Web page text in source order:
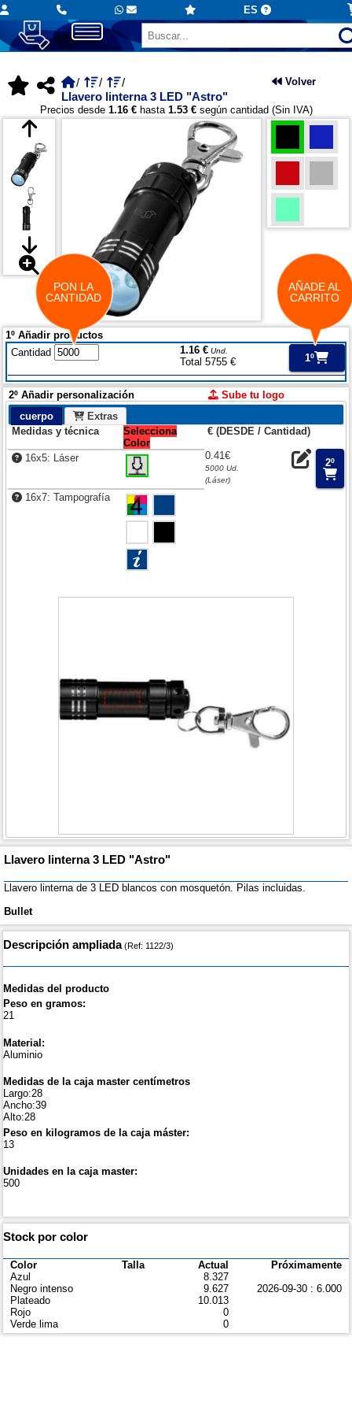
ES
Llavero linterna 3 LED "Astro"
Volver
Precios desde 1.16 €hasta 1.53 €según cantidad (Sin IVA)
1º Añadir productos
Cantidad
1.16 €Und.
Total 5755 € 1º
2º Añadir personalización
Sube tu logo
cuerpo
Extras
Medidas y técnica
Selecciona
Color
€ (DESDE / Cantidad)
16x5: Láser 0.41€
5000 Ud.
(Láser)
2º
16x7: Tampografía
Llavero linterna 3 LED "Astro"
Llavero linterna de 3 LED blancos con mosquetón. Pilas incluidas.
Bullet
Descripción ampliada(Ref: 1122/3)
Medidas del producto
Peso en gramos:
21
Material:
Aluminio
Medidas de la caja master centímetros
Largo:28
Ancho:39
Alto:28
Peso en kilogramos de la caja máster:
13
Unidades en la caja master:
500
Stock por color
Color Talla Actual
Próximamente
Azul
8.327
Negro intenso
9.627
2026-09-30 : 6.000
Plateado
10.013
Rojo
0
Verde lima
0
PON LA
CANTIDAD
AÑADE AL
CARRITO